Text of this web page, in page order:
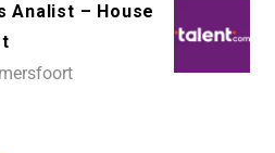
Analist – House